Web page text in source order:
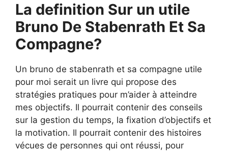
La definition Sur un utile
Bruno De Stabenrath Et Sa
Compagne?
Un bruno de stabenrath et sa compagne utile
pour moi serait un livre qui propose des
stratégies pratiques pour m’aider à atteindre
mes objectifs. Il pourrait contenir des conseils
sur la gestion du temps, la fixation d’objectifs et
la motivation. Il pourrait contenir des histoires
vécues de personnes qui ont réussi, pour